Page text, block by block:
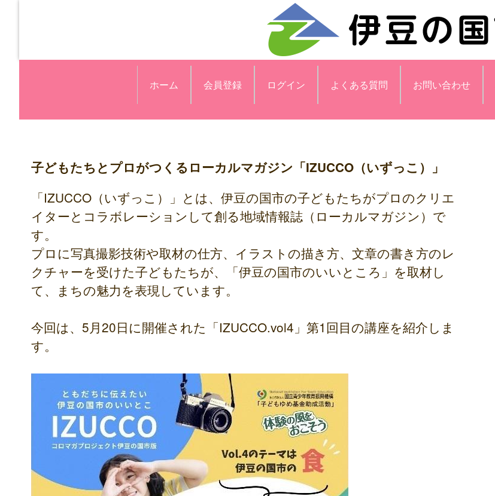
ホーム 会員登録 ログイン よくある質問 お問い合わせ
子どもたちとプロがつくるローカルマガジン「IZUCCO（いずっこ）」
「IZUCCO（いずっこ）」とは、伊豆の国市の子どもたちがプロのクリエ
イターとコラボレーションして創る地域情報誌（ローカルマガジン）で
す。
プロに写真撮影技術や取材の仕方、イラストの描き方、文章の書き方のレ
クチャーを受けた子どもたちが、「伊豆の国市のいいところ」を取材し
て、まちの魅力を表現しています。
今回は、5月20日に開催された「IZUCCO.vol4」第1回目の講座を紹介しま
す。